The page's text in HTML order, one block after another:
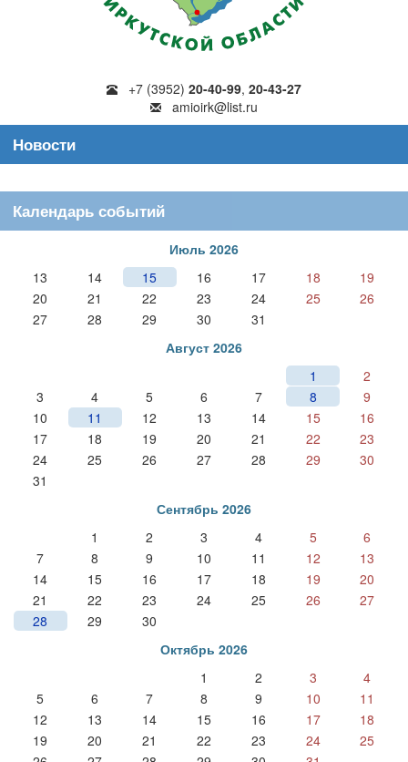
+7 (3952) 20-40-99, 20-43-27
amioirk@list.ru
Новости
Календарь событий
Июль 2026
13
14 15 16 17 18
19
20
21 22 23 24 25
26
27
28 29 30
31
Август 2026
1
2
3
4 5 6 7 8
9
10
11 12 13 14 15
16
17
18 19 20 21 22
23
24
25 26 27 28 29
30
31
Сентябрь 2026
1
2 3 4 5
6
7
8 9 10 11 12
13
14
15 16 17 18 19
20
21
22 23 24 25 26
27
28
29
30
Октябрь 2026
1
2 3
4
5
6 7 8 9 10
11
12
13 14 15 16 17
18
19
20 21 22 23 24
25